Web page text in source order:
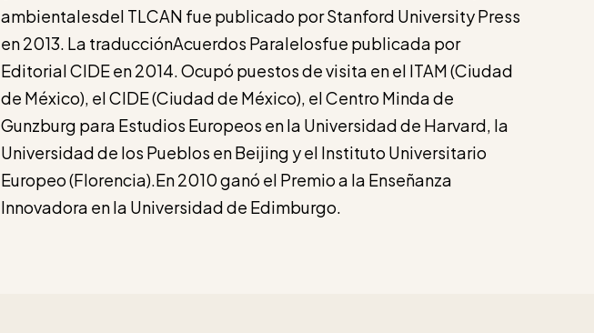
ambientalesdel TLCAN fue publicado por Stanford University Press
en 2013. La traducciónAcuerdos Paralelosfue publicada por
Editorial CIDE en 2014. Ocupó puestos de visita en el ITAM (Ciudad
de México), el CIDE (Ciudad de México), el Centro Minda de
Gunzburg para Estudios Europeos en la Universidad de Harvard, la
Universidad de los Pueblos en Beijing y el Instituto Universitario
Europeo (Florencia).En 2010 ganó el Premio a la Enseñanza
Innovadora en la Universidad de Edimburgo.